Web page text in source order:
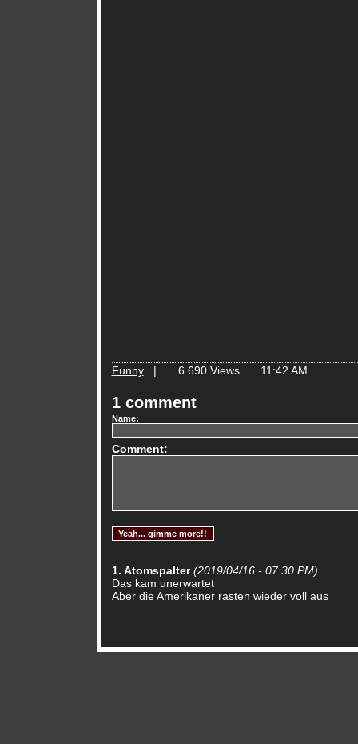
Funny| 6.690 Views 11:42 AM
1 comment
Name:
Comment:
1. Atomspalter (2019/04/16 - 07:30 PM)
Das kam unerwartet
Aber die Amerikaner rasten wieder voll aus